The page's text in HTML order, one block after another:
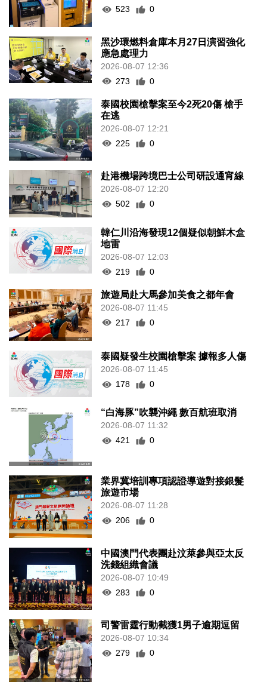
523
0
黑沙環燃料倉庫本月27日演習強化
應急處理力
2026-08-07 12:36
273
0
泰國校園槍擊案至今2死20傷 槍手
在逃
2026-08-07 12:21
225
0
赴港機場跨境巴士公司研設通宵線
2026-08-07 12:20
502
0
韓仁川沿海發現12個疑似朝鮮木盒
地雷
2026-08-07 12:03
219
0
旅遊局赴大馬參加美食之都年會
2026-08-07 11:45
217
0
泰國疑發生校園槍擊案 據報多人傷
2026-08-07 11:45
178
0
“白海豚”吹襲沖繩 數百航班取消
2026-08-07 11:32
421
0
業界冀培訓專項認證導遊對接銀髮
旅遊市場
2026-08-07 11:28
206
0
中國澳門代表團赴汶萊參與亞太反
洗錢組織會議
2026-08-07 10:49
283
0
司警雷霆行動截獲1男子逾期逗留
2026-08-07 10:34
279
0